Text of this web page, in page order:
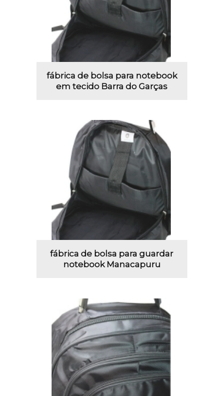
fábrica de bolsa para notebook
em tecido Barra do Garças
fábrica de bolsa para guardar
notebook Manacapuru